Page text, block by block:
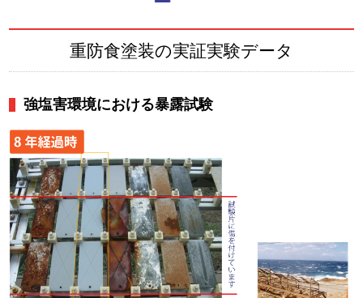
重防食塗装の実証実験データ
強塩害環境における暴露試験